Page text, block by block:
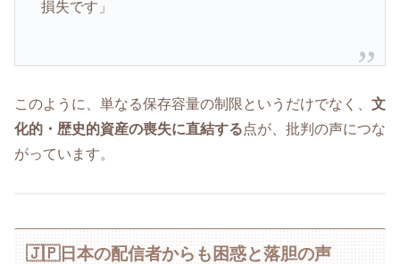
損失です」
このように、単なる保存容量の制限というだけでなく、 文
化的・歴史的資産の喪失に直結する点が、批判の声につな
がっています。
🇯🇵日本の配信者からも困惑と落胆の声